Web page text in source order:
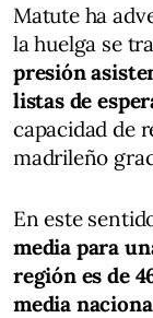
Matute ha
la huelga se
presión
listas de
capacidad de
madrileño
En este
media para
región es de
media